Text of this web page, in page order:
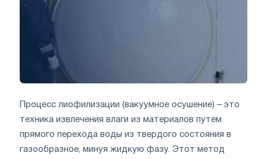
Процесс лиофилизации (вакуумное осушение) – это
техника извлечения влаги из материалов путем
прямого перехода воды из твердого состояния в
газообразное, минуя жидкую фазу. Этот метод